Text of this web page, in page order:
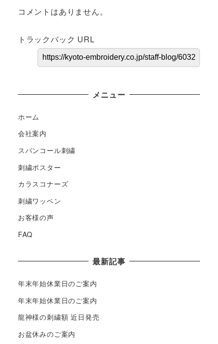
コメントはありません。
トラックバック URL
メニュー
ホーム
会社案内
スパンコール刺繍
刺繍ポスター
カラスコナーズ
刺繍ワッペン
お客様の声
FAQ
最新記事
年末年始休業日のご案内
年末年始休業日のご案内
龍神様の刺繍額 近日発売
お盆休みのご案内